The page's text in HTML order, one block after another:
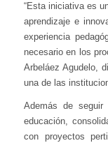
“Esta iniciativa es
aprendizaje e
experiencia
necesario en los
Arbeláez Agudelo,
una de las
Además de
educación,
con proyectos